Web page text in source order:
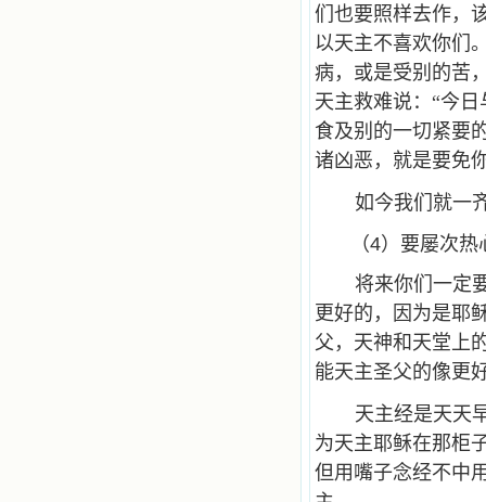
们也要照样去作，
以天主不喜欢你们
病，或是受别的苦
天主救难说：“今
食及别的一切紧要
诸凶恶，就是要免
如今我们就一
（4）要屡次
将来你们一定
更好的，因为是耶
父，天神和天堂上
能天主圣父的像更
天主经是天天
为天主耶稣在那柜
但用嘴子念经不中